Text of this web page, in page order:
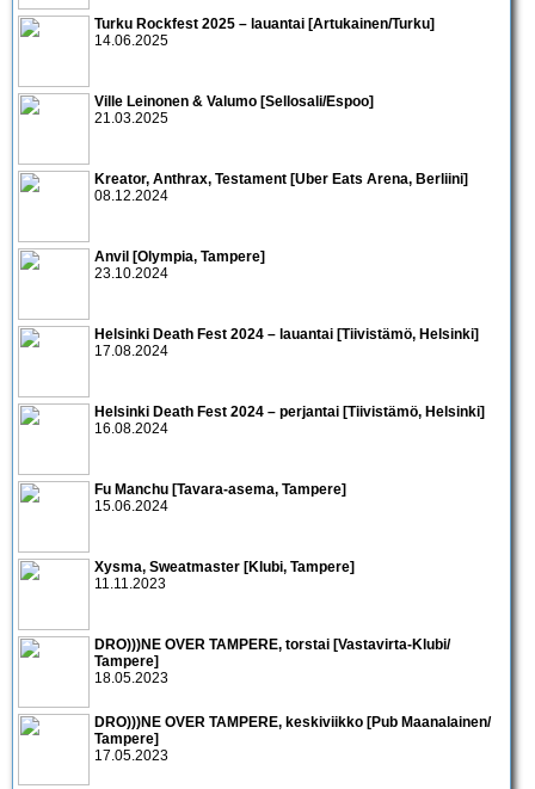
Turku Rockfest 2025 – lauantai [Artukainen/Turku]
14.06.2025
Ville Leinonen & Valumo [Sellosali/Espoo]
21.03.2025
Kreator, Anthrax, Testament [Uber Eats Arena, Berliini]
08.12.2024
Anvil [Olympia, Tampere]
23.10.2024
Helsinki Death Fest 2024 – lauantai [Tiivistämö, Helsinki]
17.08.2024
Helsinki Death Fest 2024 – perjantai [Tiivistämö, Helsinki]
16.08.2024
Fu Manchu [Tavara-asema, Tampere]
15.06.2024
Xysma, Sweatmaster [Klubi, Tampere]
11.11.2023
DRO)))NE OVER TAMPERE, torstai [Vastavirta-Klubi/
Tampere]
18.05.2023
DRO)))NE OVER TAMPERE, keskiviikko [Pub Maanalainen/
Tampere]
17.05.2023